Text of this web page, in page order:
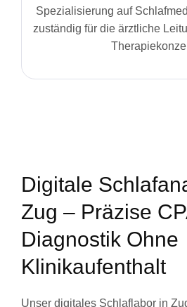
Spezialisierung auf
zuständig für die ärztliche
Digitale
Zug – Präzise
Diagnostik Ohne
Klinikaufenthalt
Unser digitales Schlaflabor in